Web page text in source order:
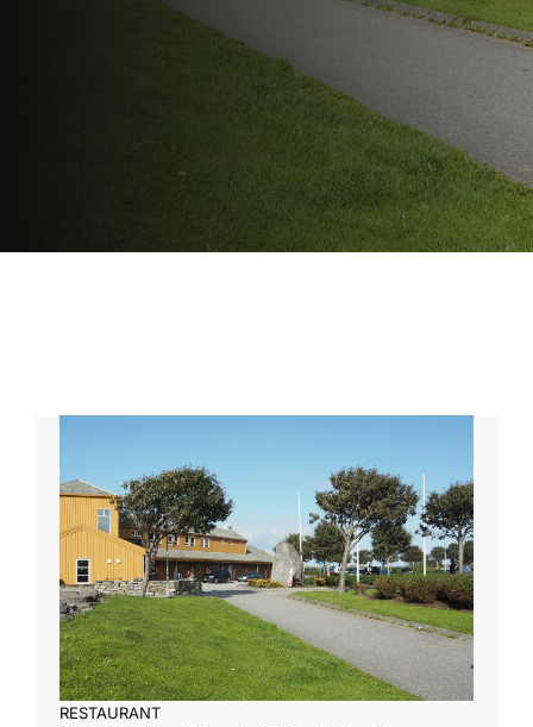
RESTAURANT